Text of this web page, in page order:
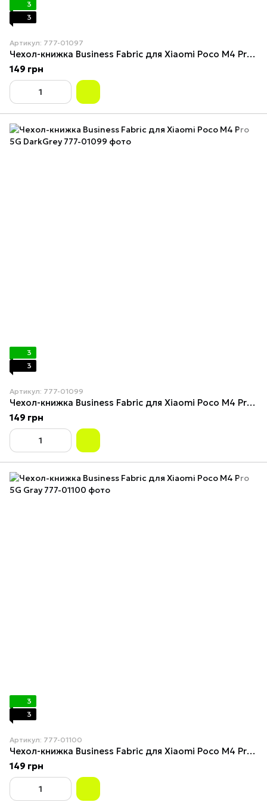
3
3
Артикул: 777-01097
Чехол-книжка Business Fabric для Xiaomi Poco M4 Pro 5G Black
149 грн
3
3
Артикул: 777-01099
Чехол-книжка Business Fabric для Xiaomi Poco M4 Pro 5G DarkGrey
149 грн
3
3
Артикул: 777-01100
Чехол-книжка Business Fabric для Xiaomi Poco M4 Pro 5G Gray
149 грн